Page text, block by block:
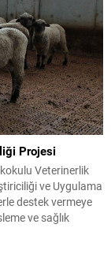
Projesi
Veterinerlik
ve Uygulama
destek vermeye
ve sağlık
kayda değer
oranı